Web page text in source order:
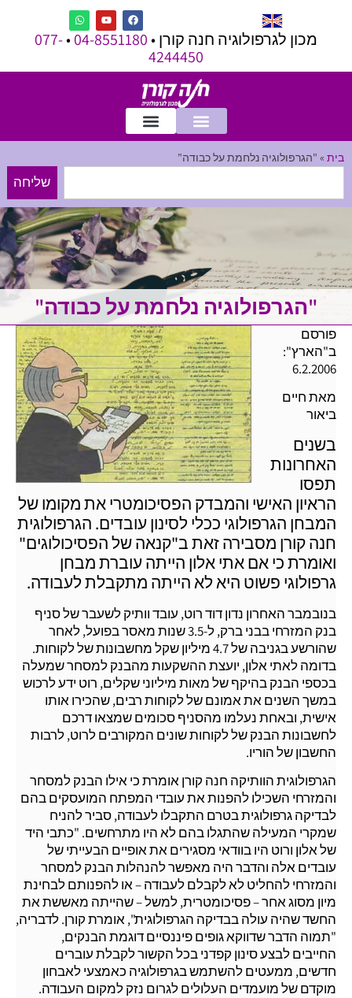
מכון לגרפולוגיה חנה קורן •04-8551180
•
077-
4244450
בית » "הגרפולוגיה נלחמת על כבודה"
שליחה
"הגרפולוגיה נלחמת על כבודה"
פורסם
ב"הארץ":
6.2.2006
מאת חיים
ביאור
בשנים
האחרונות
תפסו
הראיון האישי והמבדק הפסיכומטרי את מקומו של
המבחן הגרפולוגי ככלי לסינון עובדים. הגרפולוגית
חנה קורן מסבירה זאת ב"קנאה של הפסיכולוגים"
ואומרת כי אם אתי אלון הייתה עוברת מבחן
גרפולוגי פשוט היא לא הייתה מתקבלת לעבודה.
בנובמבר האחרון נדון דוד רוט, עובד וותיק לשעבר של סניף
בנק המזרחי בבני ברק, ל-3.5 שנות מאסר בפועל, לאחר
שהורשע בגניבה של 4.7 מיליון שקל מחשבונות של לקוחות.
בדומה לאתי אלון, יועצת ההשקעות מהבנק למסחר שמעלה
בכספי הבנק בהיקף של מאות מיליוני שקלים, רוט ידע לרכוש
במשך השנים את אמונם של לקוחות רבים, שהכירו אותו
אישית, ובאחת נעלמו מהסניף סכומים שמצאו דרכם
לחשבונות הבנק של לקוחות שונים המקורבים לרוט, לרבות
החשבון של הוריו.
הגרפולוגית הוותיקה חנה קורן אומרת כי אילו הבנק למסחר
והמזרחי השכילו להפנות את עובדי המפתח המועסקים בהם
לבדיקה גרפולוגית בטרם התקבלו לעבודה, סביר להניח
שמקרי המעילה שהתגלו בהם לא היו מתרחשים. "כתבי היד
של אלון ורוט היו בוודאי מסגירים את אופיים הבעייתי של
עובדים אלה והדבר היה מאפשר להנהלות הבנק למסחר
והמזרחי להחליט לא לקבלם לעבודה – או להפנותם לבחינת
מיון מסוג אחר – פסיכומטרית, למשל – שהייתה מאששת את
החשד שהיה עולה בבדיקה הגרפולוגית", אומרת קורן. לדבריה,
"תמוה הדבר שדווקא גופים פיננסיים דוגמת הבנקים,
החייבים לבצע סינון קפדני בכל הקשור לקבלת עוברים
חדשים, ממעטים להשתמש בגרפולוגיה כאמצעי לאבחון
מוקדם של מועמדים העלולים לגרום נזק למקום העבודה.